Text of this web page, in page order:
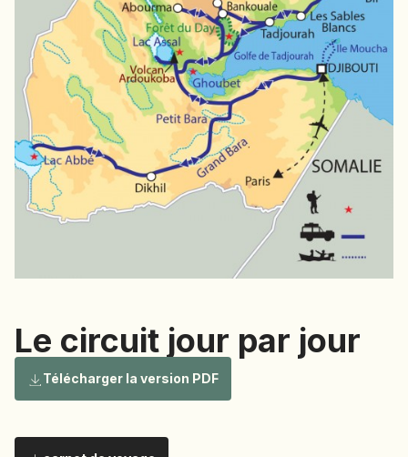
MONGOLIE
MONTÉNÉGRO
NAMIBIE
NÉPAL
NICARAGUA
OMAN
OUGANDA
OUZBÉKISTAN
PÉROU
RÉUNION
ROUMANIE
RWANDA
SERBIE
Le circuit
Le circuit jour par jour
Télécharger la version PDF